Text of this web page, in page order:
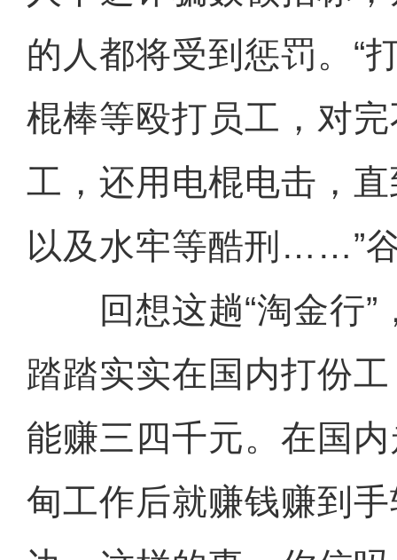
的人都将受到惩罚。“
棍棒等殴打员工，对
工，还用电棍电击，
以及水牢等酷刑……”
回想这趟“淘金行”
踏踏实实在国内打份
能赚三四千元。在国
甸工作后就赚钱赚到